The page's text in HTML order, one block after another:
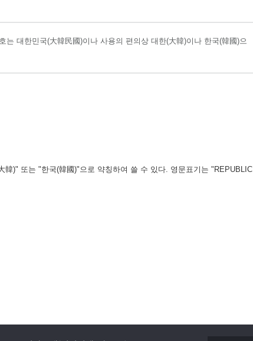
는 대한민국(大韓民國)이나 사용의 편의상 대한(大韓)이나 한국(韓國)으
)" 또는 "한국(韓國)"으로 약칭하여 쓸 수 있다. 영문표기는 "REPUBLIC